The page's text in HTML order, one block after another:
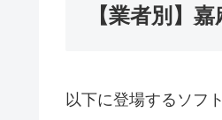
【業者別】
以下に登場するソフ